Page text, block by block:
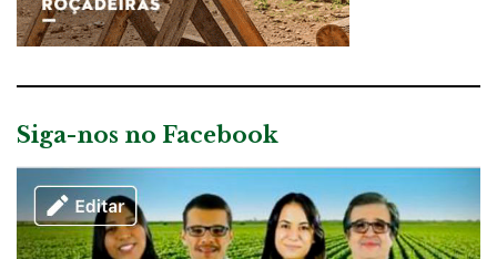
Siga-nos no Facebook